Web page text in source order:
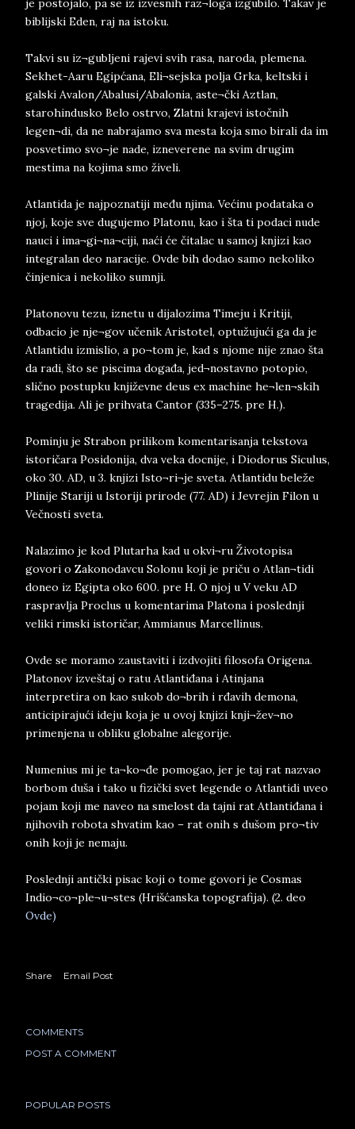
je postojalo, pa se iz izvesnih raz¬loga izgubilo. Takav je
biblijski Eden, raj na istoku.
Takvi su iz¬gubljeni rajevi svih rasa, naroda, plemena.
Sekhet-Aaru Egipćana, Eli¬sejska polja Grka, keltski i
galski Avalon/Abalusi/Abalonia, aste¬čki Aztlan,
starohindusko Belo ostrvo, Zlatni krajevi istočnih
legen¬di, da ne nabrajamo sva mesta koja smo birali da im
posvetimo svo¬je nade, izneverene na svim drugim
mestima na kojima smo živeli.
Atlantida je najpoznatiji među njima. Većinu podataka o
njoj, koje sve dugujemo Platonu, kao i šta ti podaci nude
nauci i ima¬gi¬na¬ciji, naći će čitalac u samoj knjizi kao
integralan deo naracije. Ovde bih dodao samo nekoliko
činjenica i nekoliko sumnji.
Platonovu tezu, iznetu u dijalozima Timeju i Kritiji,
odbacio je nje¬gov učenik Aristotel, optužujući ga da je
Atlantidu izmislio, a po¬tom je, kad s njome nije znao šta
da radi, što se piscima događa, jed¬nostavno potopio,
slično postupku književne deus ex machine he¬len¬skih
tragedija. Ali je prihvata Cantor (335–275. pre H.).
Pominju je Strabon prilikom komentarisanja tekstova
istoričara Posidonija, dva veka docnije, i Diodorus Siculus,
oko 30. AD, u 3. knjizi Isto¬ri¬je sveta. Atlantidu beleže
Plinije Stariji u Istoriji prirode (77. AD) i Jevrejin Filon u
Večnosti sveta.
Nalazimo je kod Plutarha kad u okvi¬ru Životopisa
govori o Zakonodavcu Solonu koji je priču o Atlan¬tidi
doneo iz Egipta oko 600. pre H. O njoj u V veku AD
raspravlja Proclus u komentarima Platona i poslednji
veliki rimski istoričar, Ammianus Marcellinus.
Ovde se moramo zaustaviti i izdvojiti filosofa Origena.
Platonov izveštaj o ratu Atlantiđana i Atinjana
interpretira on kao sukob do¬brih i rđavih demona,
anticipirajući ideju koja je u ovoj knjizi knji¬žev¬no
primenjena u obliku globalne alegorije.
Numenius mi je ta¬ko¬đe pomogao, jer je taj rat nazvao
borbom duša i tako u fizički svet legende o Atlantidi uveo
pojam koji me naveo na smelost da tajni rat Atlantiđana i
njihovih robota shvatim kao – rat onih s dušom pro¬tiv
onih koji je nemaju.
Poslednji antički pisac koji o tome govori je Cosmas
Indio¬co¬ple¬u¬stes (Hrišćanska topografija). (2. deo
Ovde)
Share Email Post
COMMENTS
POST A COMMENT
POPULAR POSTS